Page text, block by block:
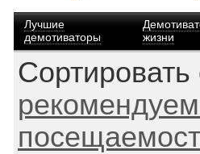
Лучшие
демотиваторы
жизни
Сортировать